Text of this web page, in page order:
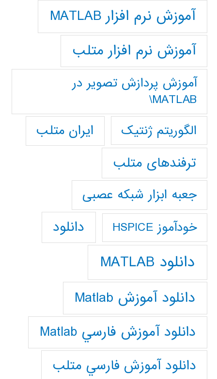
آموزش نرم افزار MATLAB
آموزش نرم افزار متلب
آموزش پردازش تصوير در
MATLAB\
الگوریتم ژنتیک
ایران متلب
ترفندهای متلب
جعبه ابزار شبکه عصبی
خودآموز HSPICE دانلود
دانلود MATLAB
دانلود آموزش Matlab
دانلود آموزش فارسي Matlab
دانلود آموزش فارسي متلب